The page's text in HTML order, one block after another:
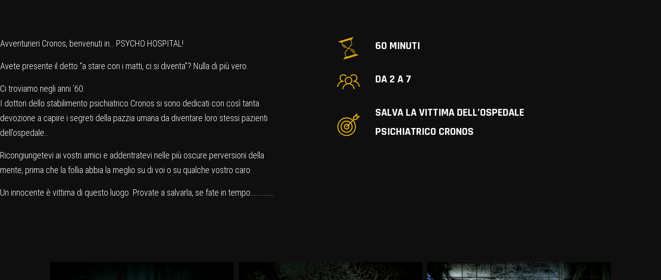
Avventurieri Cronos, benvenuti in… PSYCHO HOSPITAL!
Avete presente il detto “a stare con i matti, ci si diventa”? Nulla di più vero.
Ci troviamo negli anni ’60.
I dottori dello stabilimento psichiatrico Cronos si sono dedicati con così tanta
devozione a capire i segreti della pazzia umana da diventare loro stessi pazienti
dell’ospedale…
Ricongiungetevi ai vostri amici e addentratevi nelle più oscure perversioni della
mente, prima che la follia abbia la meglio su di voi o su qualche vostro caro
Un innocente è vittima di questo luogo. Provate a salvarla, se fate in tempo…………….
60 MINUTI
DA 2 A 7
SALVA LA VITTIMA DELL’OSPEDALE
PSICHIATRICO CRONOS